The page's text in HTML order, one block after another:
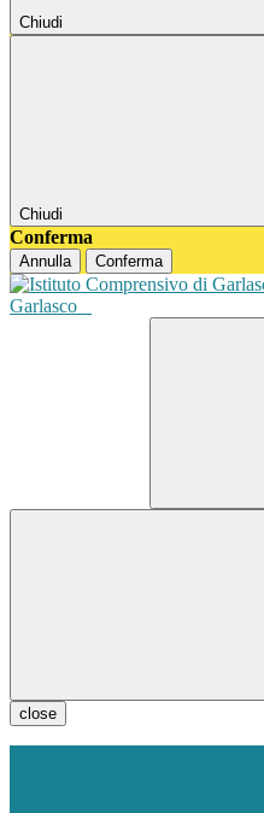
Chiudi
Chiudi
Conferma
Annulla Conferma
Garlasco
close